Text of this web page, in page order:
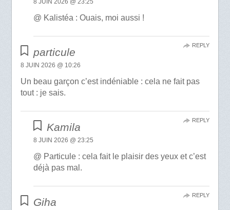
8 JUIN 2026 @ 23:25
@ Kalistéa : Ouais, moi aussi !
particule
8 JUIN 2026 @ 10:26
Un beau garçon c’est indéniable : cela ne fait pas
tout : je sais.
REPLY
Kamila
8 JUIN 2026 @ 23:25
@ Particule : cela fait le plaisir des yeux et c’est
déjà pas mal.
REPLY
Giha
REPLY